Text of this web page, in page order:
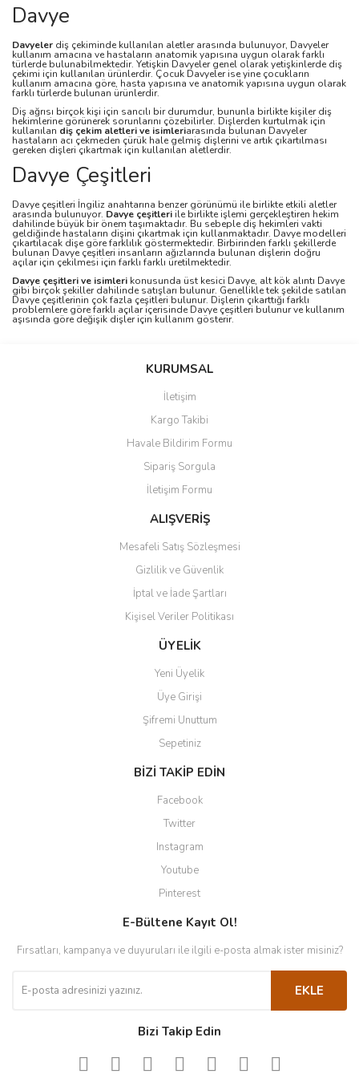
Davye
Davyeler diş çekiminde kullanılan aletler arasında bulunuyor, Davyeler
kullanım amacına ve hastaların anatomik yapısına uygun olarak farklı
türlerde bulunabilmektedir. Yetişkin Davyeler genel olarak yetişkinlerde diş
çekimi için kullanılan ürünlerdir. Çocuk Davyeler ise yine çocukların
kullanım amacına göre, hasta yapısına ve anatomik yapısına uygun olarak
farklı türlerde bulunan ürünlerdir.
Diş ağrısı birçok kişi için sancılı bir durumdur, bununla birlikte kişiler diş
hekimlerine görünerek sorunlarını çözebilirler. Dişlerden kurtulmak için
kullanılan diş çekim aletleri ve isimleriarasında bulunan Davyeler
hastaların acı çekmeden çürük hale gelmiş dişlerini ve artık çıkartılması
gereken dişleri çıkartmak için kullanılan aletlerdir.
Davye Çeşitleri
Davye çeşitleri İngiliz anahtarına benzer görünümü ile birlikte etkili aletler
arasında bulunuyor. Davye çeşitleri ile birlikte işlemi gerçekleştiren hekim
dahilinde büyük bir önem taşımaktadır. Bu sebeple diş hekimleri vakti
geldiğinde hastaların dişini çıkartmak için kullanmaktadır. Davye modelleri
çıkartılacak dişe göre farklılık göstermektedir. Birbirinden farklı şekillerde
bulunan Davye çeşitleri insanların ağızlarında bulunan dişlerin doğru
açılar için çekilmesi için farklı farklı üretilmektedir.
Davye çeşitleri ve isimleri konusunda üst kesici Davye, alt kök alıntı Davye
gibi birçok şekiller dahilinde satışları bulunur. Genellikle tek şekilde satılan
Davye çeşitlerinin çok fazla çeşitleri bulunur. Dişlerin çıkarttığı farklı
problemlere göre farklı açılar içerisinde Davye çeşitleri bulunur ve kullanım
aşısında göre değişik dişler için kullanım gösterir.
KURUMSAL
İletişim
Kargo Takibi
Havale Bildirim Formu
Sipariş Sorgula
İletişim Formu
ALIŞVERİŞ
Mesafeli Satış Sözleşmesi
Gizlilik ve Güvenlik
İptal ve İade Şartları
Kişisel Veriler Politikası
ÜYELİK
Yeni Üyelik
Üye Girişi
Şifremi Unuttum
Sepetiniz
BİZİ TAKİP EDİN
Facebook
Twitter
Instagram
Youtube
Pinterest
E-Bültene Kayıt Ol!
Fırsatları, kampanya ve duyuruları ile ilgili e-posta almak ister misiniz?
EKLE
Bizi Takip Edin